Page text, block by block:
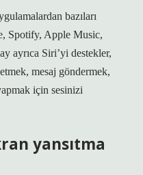
bazıları
Spotify, Apple Music,
ayrıca Siri’yi destekler,
mesaj göndermek,
için sesinizi
yansıtma